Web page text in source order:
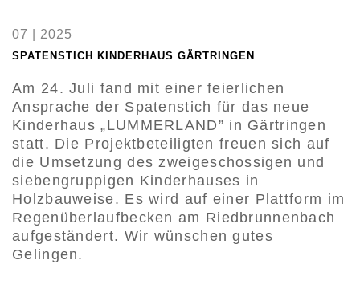
07 | 2025
SPATENSTICH KINDERHAUS GÄRTRINGEN
Am 24. Juli fand mit einer feierlichen
Ansprache der Spatenstich für das neue
Kinderhaus „LUMMERLAND” in Gärtringen
statt. Die Projektbeteiligten freuen sich auf
die Umsetzung des zweigeschossigen und
siebengruppigen Kinderhauses in
Holzbauweise. Es wird auf einer Plattform im
Regenüberlaufbecken am Riedbrunnenbach
aufgeständert. Wir wünschen gutes
Gelingen.